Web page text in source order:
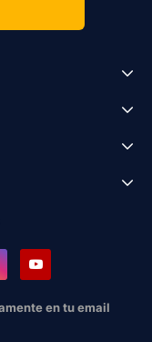
en tu email